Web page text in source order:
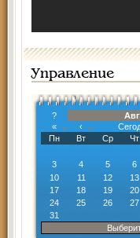
Управление
?
«
‹
Пн
Вт Ср Чт
3
4 5 6
10
11 12 13
17
18 19 20
24
25 26 27
31